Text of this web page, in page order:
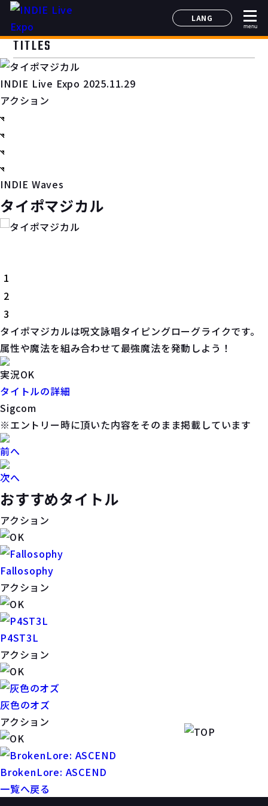
LANG
日本語
menu
TITLES
INDIE Live Expo 2025.11.29
アクション
INDIE Waves
タイポマジカル
1
2
3
タイポマジカルは呪文詠唱タイピングローグライクです。
属性や魔法を組み合わせて最強魔法を発動しよう！
実況OK
タイトルの詳細
Sigcom
※エントリー時に頂いた内容をそのまま掲載しています
前へ
次へ
おすすめタイトル
アクション
Fallosophy
アクション
P4ST3L
アクション
灰色のオズ
アクション
BrokenLore: ASCEND
一覧へ戻る